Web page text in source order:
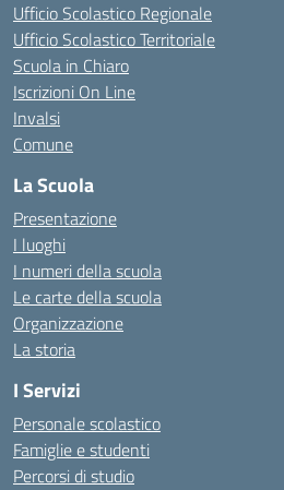
Ufficio Scolastico Regionale
Ufficio Scolastico Territoriale
Scuola in Chiaro
Iscrizioni On Line
Invalsi
Comune
La Scuola
Presentazione
I luoghi
I numeri della scuola
Le carte della scuola
Organizzazione
La storia
I Servizi
Personale scolastico
Famiglie e studenti
Percorsi di studio